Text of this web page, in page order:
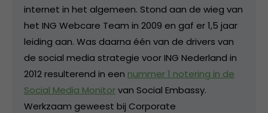
internet in het algemeen. Stond aan de wieg van
het ING Webcare Team in 2009 en gaf er 1,5 jaar
leiding aan. Was daarna één van de drivers van
de social media strategie voor ING Nederland in
2012 resulterend in een nummer 1 notering in de
Social Media Monitorvan Social Embassy.
Werkzaam geweest bij Corporate